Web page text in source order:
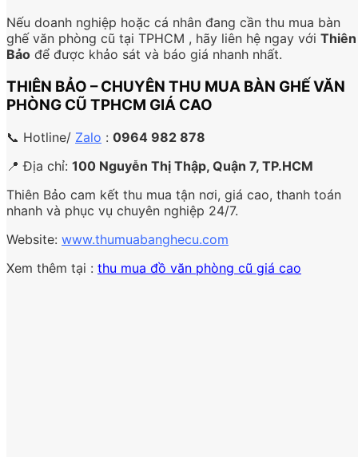
Nếu doanh nghiệp hoặc cá nhân đang cần thu mua bàn
ghế văn phòng cũ tại TPHCM , hãy liên hệ ngay với Thiên
Bảo để được khảo sát và báo giá nhanh nhất.
THIÊN BẢO – CHUYÊN THU MUA BÀN GHẾ VĂN
PHÒNG CŨ TPHCM GIÁ CAO
📞 Hotline/ Zalo : 0964 982 878
📍 Địa chỉ: 100 Nguyễn Thị Thập, Quận 7, TP.HCM
Thiên Bảo cam kết thu mua tận nơi, giá cao, thanh toán
nhanh và phục vụ chuyên nghiệp 24/7.
Website: www.thumuabanghecu.com
Xem thêm tại : thu mua đồ văn phòng cũ giá cao